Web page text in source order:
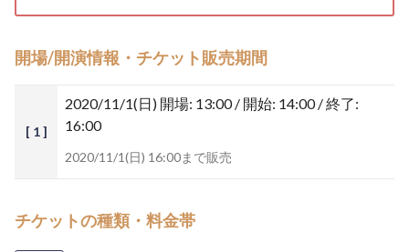
開場/開演情報・チケット販売期間
[ 1 ]
2020/11/1(日) 開場: 13:00 / 開始: 14:00 / 終了:
16:00
2020/11/1(日) 16:00まで販売
チケットの種類・料金帯